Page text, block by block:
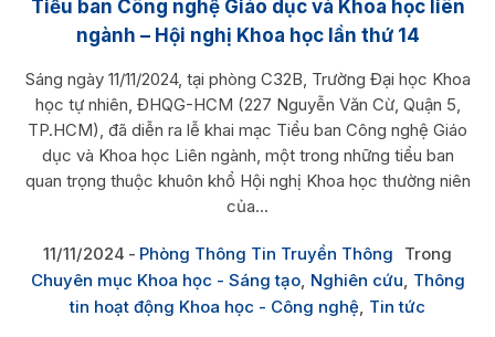
Tiểu ban Công nghệ Giáo dục và Khoa học liên
ngành – Hội nghị Khoa học lần thứ 14
Sáng ngày 11/11/2024, tại phòng C32B, Trường Đại học Khoa
học tự nhiên, ĐHQG-HCM (227 Nguyễn Văn Cừ, Quận 5,
TP.HCM), đã diễn ra lễ khai mạc Tiểu ban Công nghệ Giáo
dục và Khoa học Liên ngành, một trong những tiểu ban
quan trọng thuộc khuôn khổ Hội nghị Khoa học thường niên
của...
11/11/2024 Phòng Thông Tin Truyền Thông
Trong
Chuyên mục Khoa học - Sáng tạo, Nghiên cứu Thông
tin hoạt động Khoa học - Công nghệ Tin tức